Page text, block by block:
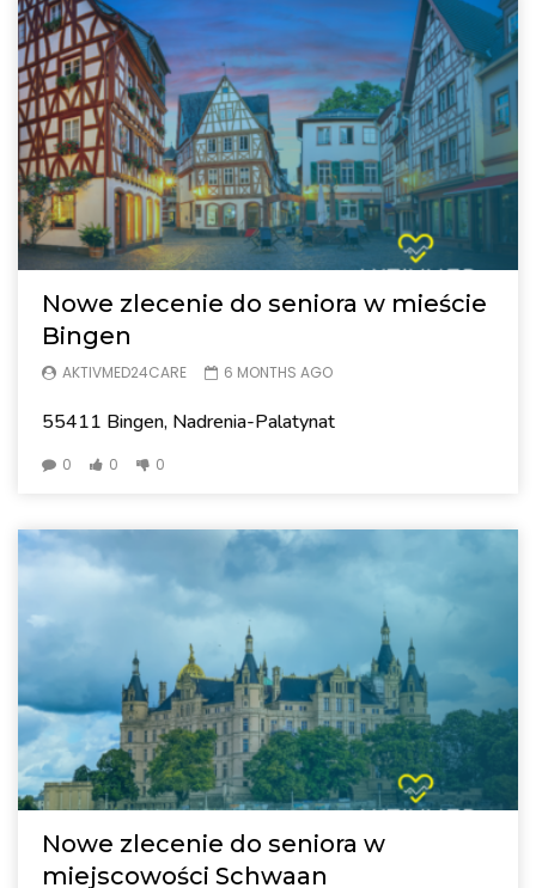
Nowe zlecenie do seniora w mieście
Bingen
AKTIVMED24CARE 6 MONTHS AGO
55411 Bingen, Nadrenia-Palatynat
0 0 0
Nowe zlecenie do seniora w
miejscowości Schwaan